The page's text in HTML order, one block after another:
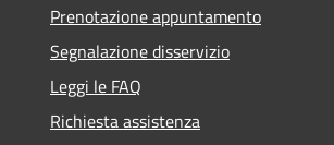
Prenotazione appuntamento
Segnalazione disservizio
Leggi le FAQ
Richiesta assistenza